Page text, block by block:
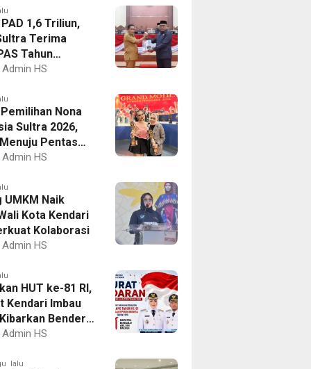
1,6 Triliun,
Terima
Tahun
2027
Admin HS
Nona
Sultra 2026,
Pentas
Admin HS
UMKM Naik
Kota Kendari
Kolaborasi
Admin HS
HUT ke-81 RI,
Kendari Imbau
Bendera
dan Gelar
Admin HS
lalu